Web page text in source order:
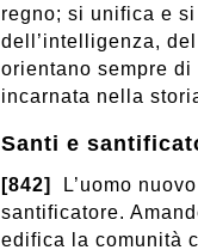
regno; si unifica e
dell’intelligenza,
orientano sempre
incarnata nella
Santi e
[842]
L’uomo
santificatore.
edifica la comunità